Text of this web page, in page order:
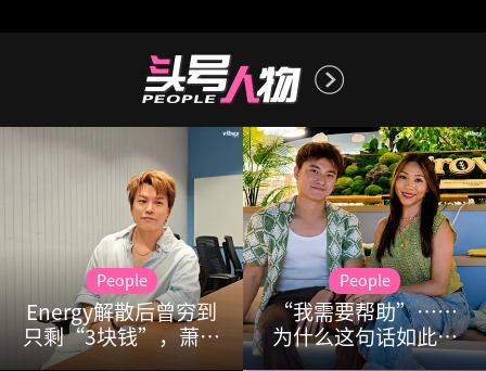
Energy解散后曾穷到
只剩“3块钱”，萧景
鸿需靠家人救济维持
People
“我需要帮助”……
为什么这句话如此难
以启齿？
People